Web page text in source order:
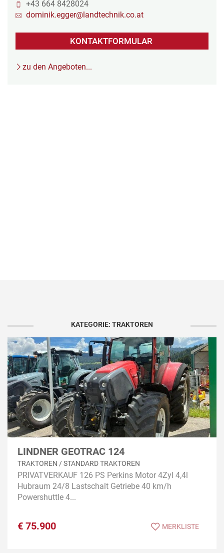
+43 664 8428024
dominik.egger@landtechnik.co.at
KONTAKTFORMULAR
zu den Angeboten...
KATEGORIE: TRAKTOREN
LINDNER GEOTRAC 124
TRAKTOREN / STANDARD TRAKTOREN
PRIVATVERKAUF 126 PS Perkins Motor 4Zyl 4,4l
Hubraum 24/8 Lastschalt Getriebe 40 km/h
Powershuttle 4...
€ 75.900 MERKLISTE